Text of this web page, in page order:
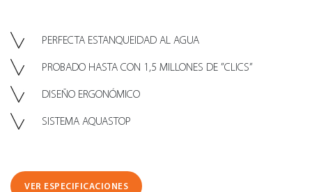
PERFECTA ESTANQUEIDAD AL AGUA
PROBADO HASTA CON 1,5 MILLONES DE ”CLICS”
DISEÑO ERGONÓMICO
SISTEMA AQUASTOP
VER ESPECIFICACIONES